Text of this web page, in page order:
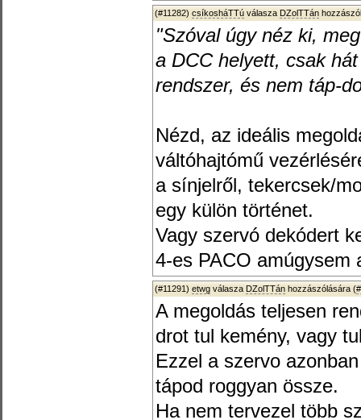
(#11282) csíkosháTTú válasza DZolTTán
"Szóval úgy néz ki,
a DCC helyett, csak
rendszer, és nem táp-
Nézd, az ideális
váltóhajtómű
a sínjelről, tekercsek/
egy külön történet.
Vagy szervó dekódert
4-es PACO amúgysem
(#11291) etwg válasza DZolTTán hozzászólására (
A megoldás teljesen
drot tul kemény, vagy
Ezzel a szervo
tápod roggyan össze.
Ha nem tervezel több